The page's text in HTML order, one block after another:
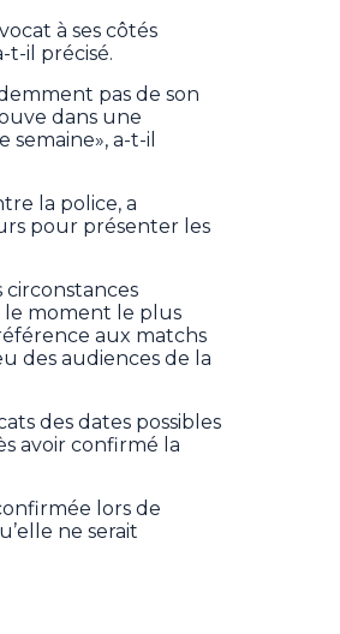
à ses côtés
t-il précisé.
pas de son
dans une
a-t-il
la police, a
pour présenter les
le moment le plus
aux matchs
des audiences de la
des dates possibles
avoir confirmé la
lors de
ne serait